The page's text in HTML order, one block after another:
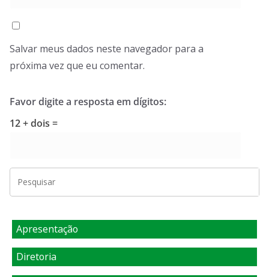
Salvar meus dados neste navegador para a
próxima vez que eu comentar.
Favor digite a resposta em dígitos:
12 + dois =
Apresentação
Diretoria